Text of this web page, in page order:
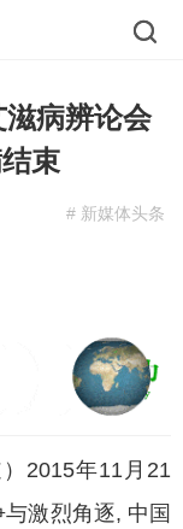
病辨论会
束
# 新媒体头条
2015年11月21
激烈角逐, 中国